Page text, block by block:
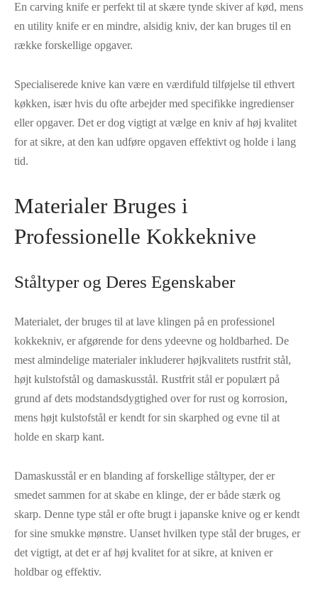
En carving knife er perfekt til at skære tynde skiver af kød, mens
en utility knife er en mindre, alsidig kniv, der kan bruges til en
række forskellige opgaver.
Specialiserede knive kan være en værdifuld tilføjelse til ethvert
køkken, især hvis du ofte arbejder med specifikke ingredienser
eller opgaver. Det er dog vigtigt at vælge en kniv af høj kvalitet
for at sikre, at den kan udføre opgaven effektivt og holde i lang
tid.
Materialer Bruges i
Professionelle Kokkeknive
Ståltyper og Deres Egenskaber
Materialet, der bruges til at lave klingen på en professionel
kokkekniv, er afgørende for dens ydeevne og holdbarhed. De
mest almindelige materialer inkluderer højkvalitets rustfrit stål,
højt kulstofstål og damaskusstål. Rustfrit stål er populært på
grund af dets modstandsdygtighed over for rust og korrosion,
mens højt kulstofstål er kendt for sin skarphed og evne til at
holde en skarp kant.
Damaskusstål er en blanding af forskellige ståltyper, der er
smedet sammen for at skabe en klinge, der er både stærk og
skarp. Denne type stål er ofte brugt i japanske knive og er kendt
for sine smukke mønstre. Uanset hvilken type stål der bruges, er
det vigtigt, at det er af høj kvalitet for at sikre, at kniven er
holdbar og effektiv.